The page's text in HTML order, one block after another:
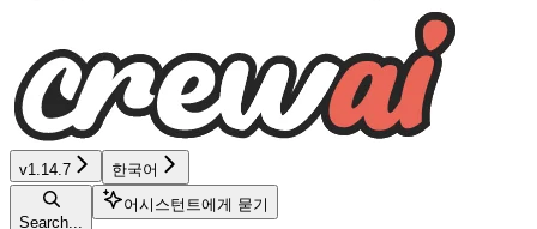
v1.14.7 한국어
Search...
어시스턴트에게 묻기